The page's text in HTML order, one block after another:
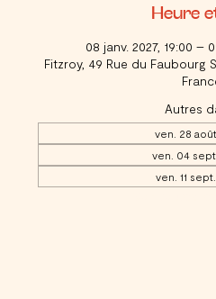
Heure
08 janv. 2027, 19:00 –
Fitzroy, 49 Rue du Faubourg
Autres
ven. 28
ven. 04
ven. 11